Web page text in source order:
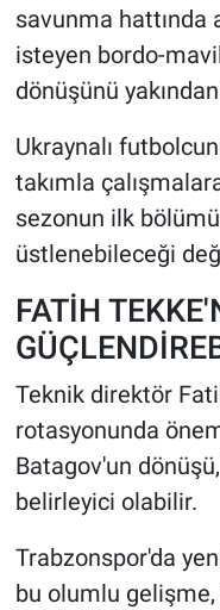
savunma
isteyen bordo-
dönüşünü
Ukraynalı
takımla
sezonun ilk
üstlenebileceği
FATİH
Teknik direktör
rotasyonunda
Batagov'un
belirleyici olabilir.
Trabzonspor'da
bu olumlu